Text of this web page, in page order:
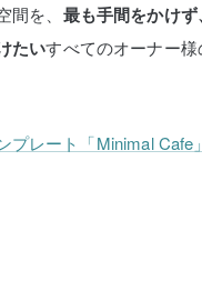
間を、 最も手間をかけ
たいすべてのオーナー
プレート「Minimal Cafe